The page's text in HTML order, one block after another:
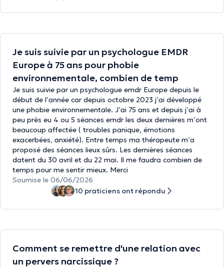
Je suis suivie par un psychologue EMDR
Europe à 75 ans pour phobie
environnementale, combien de temp
Je suis suivie par un psychologue emdr Europe depuis le
début de l’année car depuis octobre 2023 j’ai développé
une phobie environnementale. J’ai 75 ans et depuis j’ai à
peu près eu 4 ou 5 séances emdr les deux dernières m’ont
beaucoup affectée ( troubles panique, émotions
exacerbées, anxiété). Entre temps ma thérapeute m’a
proposé des séances lieux sûrs. Les dernières séances
datent du 30 avril et du 22 mai. Il me faudra combien de
temps pour me sentir mieux. Merci
Soumise le 06/06/2026
10 praticiens ont répondu
Comment se remettre d'une relation avec
un pervers narcissique ?